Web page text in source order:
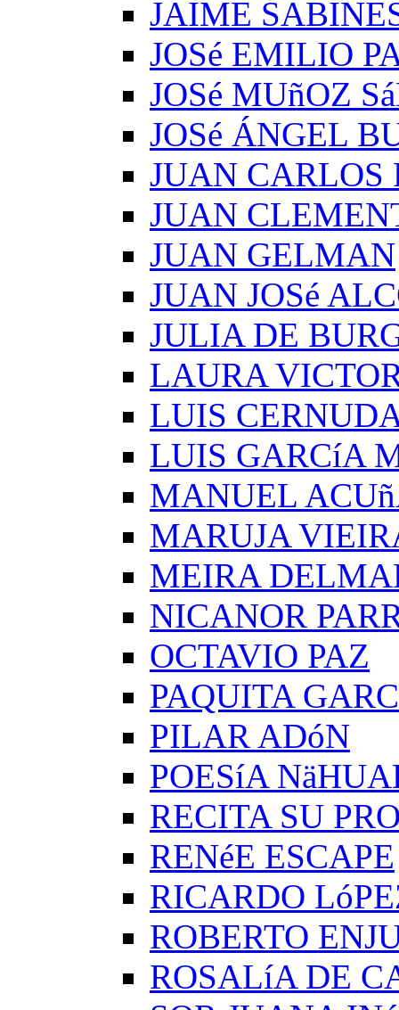
JAIME
JOSé EMILIO
JOSé MUñOZ
JOSé ÁNGEL
JUAN CARLOS
JUAN
JUAN GELMAN
JUAN JOSé
JULIA DE
LAURA
LUIS
LUIS GARCíA
MANUEL
MARUJA
MEIRA
NICANOR
OCTAVIO PAZ
PAQUITA
PILAR ADóN
POESíA
RECITA SU
RENéE ESCAPE
RICARDO
ROBERTO
ROSALíA DE